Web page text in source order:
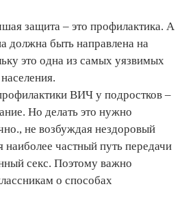
защита – это профилактика. А
должна быть направлена на
это одна из самых уязвимых
ВИЧ у подростков –
Но делать это нужно
не возбуждая нездоровый
наиболее частный путь передачи
секс. Поэтому важно
о способах